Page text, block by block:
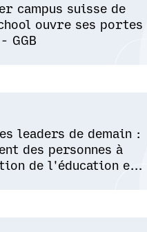
campus suisse de
ouvre ses portes
GGB
leaders de demain :
des personnes à
de l'éducation et